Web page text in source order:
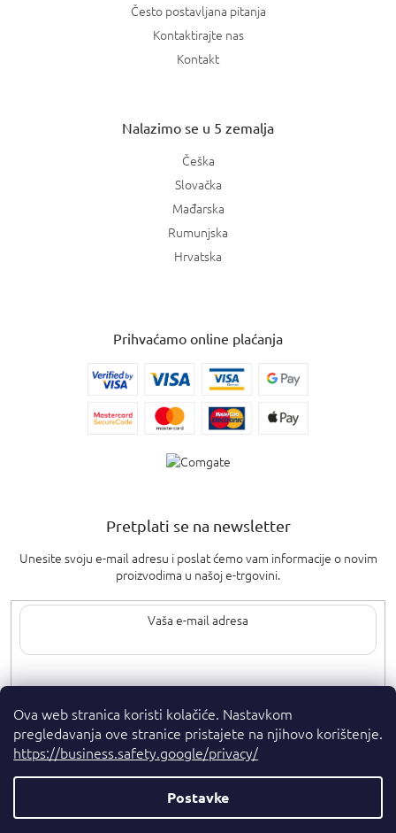
Ova web stranica koristi kolačiće. Nastavkom
pregledavanja ove stranice pristajete na njihovo korištenje.
https://business.safety.google/privacy/
Postavke
Često postavljana pitanja
Kontaktirajte nas
Kontakt
Nalazimo se u 5 zemalja
Češka
Slovačka
Mađarska
Rumunjska
Hrvatska
Prihvaćamo online plaćanja
Pretplati se na newsletter
Unesite svoju e-mail adresu i poslat ćemo vam informacije o novim
proizvodima u našoj e-trgovini.
Upisom svoje e-pošte pristajete nauvjete privatnosti.
Autorska prava 2026Parfumshop.hr. Sva prava pridržana.